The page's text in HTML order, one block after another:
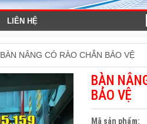
LIÊN HỆ
BÀN NÂNG CÓ RÀO CHẮN BẢO VỆ
BÀN
BẢO VỆ
Mã sản phẩm: